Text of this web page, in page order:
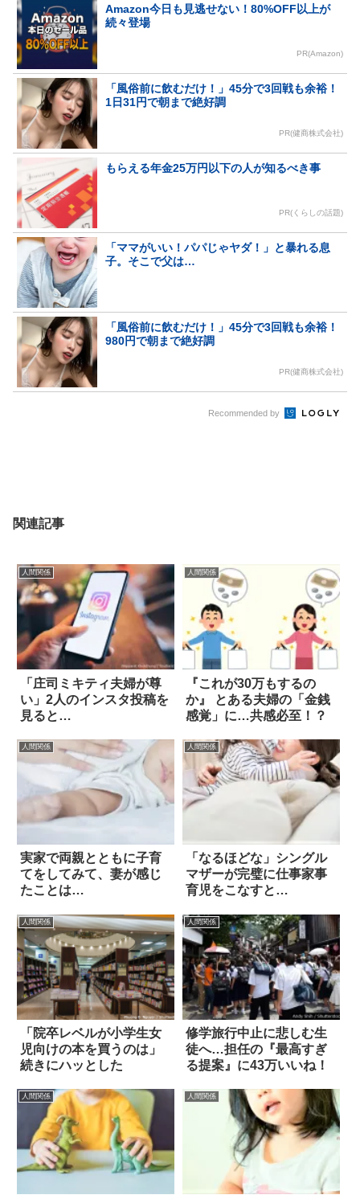
Amazon今日も見逃せない！80%OFF以上が
続々登場
PR(Amazon)
「風俗前に飲むだけ！」45分で3回戦も余裕！
1日31円で朝まで絶好調
PR(健商株式会社)
もらえる年金25万円以下の人が知るべき事
PR(くらしの話題)
「ママがいい！パパじゃヤダ！」と暴れる息
子。そこで父は…
「風俗前に飲むだけ！」45分で3回戦も余裕！
980円で朝まで絶好調
PR(健商株式会社)
Recommended by
関連記事
人間関係
「庄司ミキティ夫婦が尊
い」2人のインスタ投稿を
見ると…
人間関係
『これが30万もするの
か』 とある夫婦の「金銭
感覚」に…共感必至！？
人間関係
実家で両親とともに子育
てをしてみて、妻が感じ
たことは…
人間関係
「なるほどな」シングル
マザーが完璧に仕事家事
育児をこなすと…
人間関係
「院卒レベルが小学生女
児向けの本を買うのは」
続きにハッとした
人間関係
修学旅行中止に悲しむ生
徒へ…担任の『最高すぎ
る提案』に43万いいね！
人間関係 人間関係